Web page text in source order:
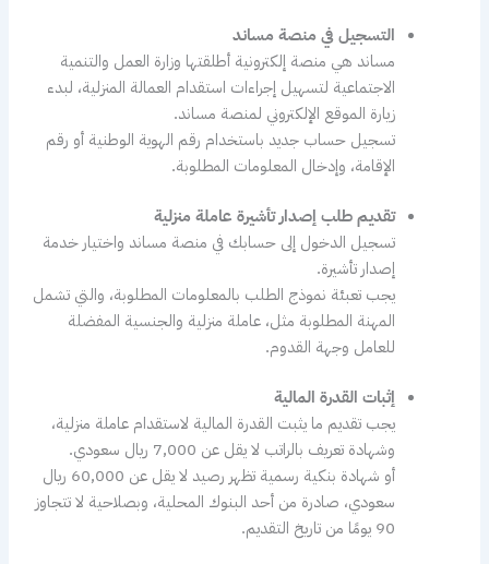
التسجيل في منصة مساند
مساند هي منصة إلكترونية أطلقتها وزارة العمل والتنمية
الاجتماعية لتسهيل إجراءات استقدام العمالة المنزلية، لبدء
زيارة الموقع الإلكتروني لمنصة مساند.
تسجيل حساب جديد باستخدام رقم الهوية الوطنية أو رقم
الإقامة، وإدخال المعلومات المطلوبة.
تقديم طلب إصدار تأشيرة عاملة منزلية
تسجيل الدخول إلى حسابك في منصة مساند واختيار خدمة
إصدار تأشيرة.
يجب تعبئة نموذج الطلب بالمعلومات المطلوبة، والتي تشمل
المهنة المطلوبة مثل، عاملة منزلية والجنسية المفضلة
للعامل وجهة القدوم.
إثبات القدرة المالية
يجب تقديم ما يثبت القدرة المالية لاستقدام عاملة منزلية،
وشهادة تعريف بالراتب لا يقل عن 7,000 ريال سعودي.
أو شهادة بنكية رسمية تظهر رصيد لا يقل عن 60,000 ريال
سعودي، صادرة من أحد البنوك المحلية، وبصلاحية لا تتجاوز
90 يومًا من تاريخ التقديم.